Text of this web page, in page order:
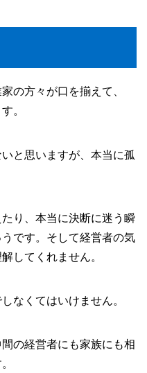
の方々が口を揃えて、
。
と思いますが、本当に孤
り、本当に決断に迷う瞬
です。そして経営者の気
してくれません。
なくてはいけません。
の経営者にも家族にも相